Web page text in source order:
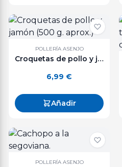
POLLERÍA ASENJO
Croquetas de pollo y jamón (500 g. aprox.)
6,99 €
Añadir
POLLERÍA ASENJO